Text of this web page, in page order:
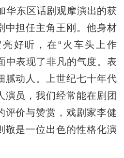
华东区话剧观摩演出的获
中担任主角王刚。他身材
好听，在“火车头上作
中表现了非凡的气度。表
腻动人。上世纪七十年代
演员，我们经常能在剧团
评价与赞赏，戏剧家李健
敬是一位出色的性格化演